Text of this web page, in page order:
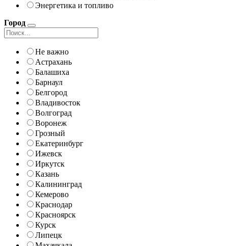
Энергетика и топливо
Город
Не важно
Астрахань
Балашиха
Барнаул
Белгород
Владивосток
Волгоград
Воронеж
Грозный
Екатеринбург
Ижевск
Иркутск
Казань
Калининград
Кемерово
Краснодар
Красноярск
Курск
Липецк